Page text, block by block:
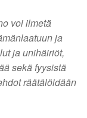
voi ilmetä
ja
ja unihäiriöt,
sekä fyysistä
räätälöidään